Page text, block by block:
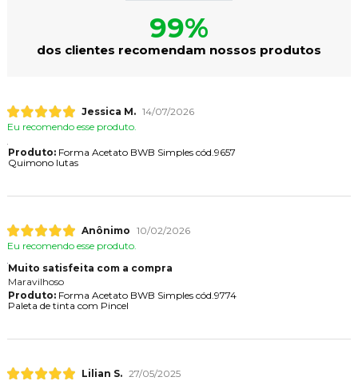
99%
dos clientes recomendam nossos produtos
Jessica M. 14/07/2026
Eu recomendo esse produto.
Produto:Forma Acetato BWB Simples cód.9657
Quimono lutas
Anônimo 10/02/2026
Eu recomendo esse produto.
Muito satisfeita com a compra
Maravilhoso
Produto:Forma Acetato BWB Simples cód.9774
Paleta de tinta com Pincel
Lilian S. 27/05/2025